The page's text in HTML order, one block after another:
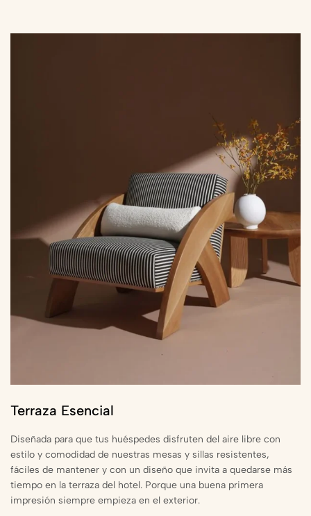
Terraza Esencial
Diseñada para que tus huéspedes disfruten del aire libre con
estilo y comodidad de nuestras mesas y sillas resistentes,
fáciles de mantener y con un diseño que invita a quedarse más
tiempo en la terraza del hotel. Porque una buena primera
impresión siempre empieza en el exterior.